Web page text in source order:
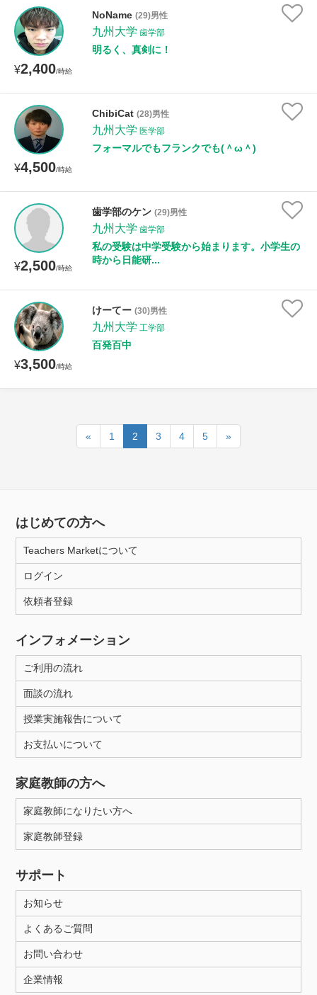
¥2,400/時給
NoName (29)男性
九州大学 歯学部
明るく、真剣に！
¥4,500/時給
ChibiCat (28)男性
九州大学 医学部
フォーマルでもフランクでも(＾ω＾)
¥2,500/時給
歯学部のケン (29)男性
九州大学 歯学部
私の受験は中学受験から始まります。小学生の
時から日能研...
¥3,500/時給
けーてー (30)男性
九州大学 工学部
百発百中
« 1 2 3 4 5 »
はじめての方へ
Teachers Marketについて
ログイン
依頼者登録
インフォメーション
ご利用の流れ
面談の流れ
授業実施報告について
お支払いについて
家庭教師の方へ
家庭教師になりたい方へ
家庭教師登録
サポート
お知らせ
よくあるご質問
お問い合わせ
企業情報